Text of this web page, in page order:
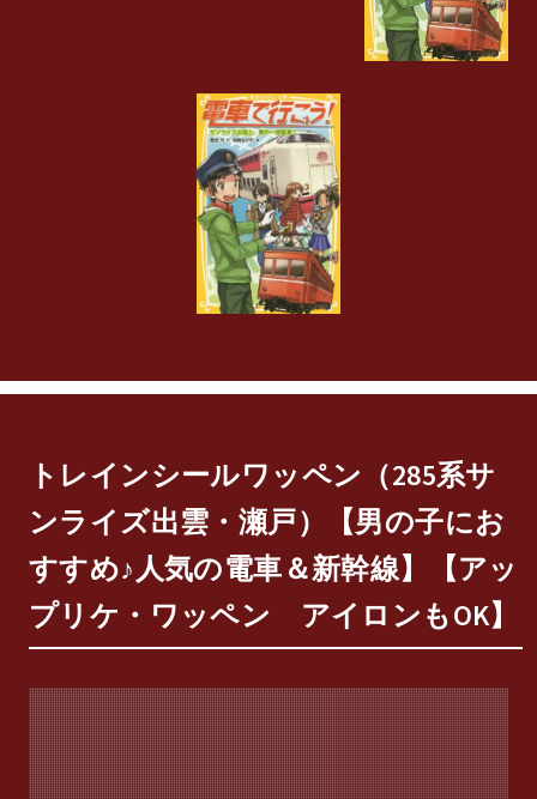
トレインシールワッペン（285系サ
ンライズ出雲・瀬戸）【男の子にお
すすめ♪人気の電車＆新幹線】【アッ
プリケ・ワッペン アイロンもOK】